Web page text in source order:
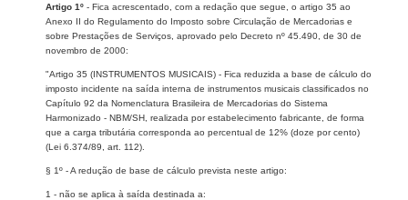
Artigo 1º - Fica acrescentado, com a redação que segue, o artigo 35 ao
Anexo II do Regulamento do Imposto sobre Circulação de Mercadorias e
sobre Prestações de Serviços, aprovado pelo Decreto nº 45.490, de 30 de
novembro de 2000:
"Artigo 35 (INSTRUMENTOS MUSICAIS) - Fica reduzida a base de cálculo do
imposto incidente na saída interna de instrumentos musicais classificados no
Capítulo 92 da Nomenclatura Brasileira de Mercadorias do Sistema
Harmonizado - NBM/SH, realizada por estabelecimento fabricante, de forma
que a carga tributária corresponda ao percentual de 12% (doze por cento)
(Lei 6.374/89, art. 112).
§ 1º - A redução de base de cálculo prevista neste artigo:
1 - não se aplica à saída destinada a: